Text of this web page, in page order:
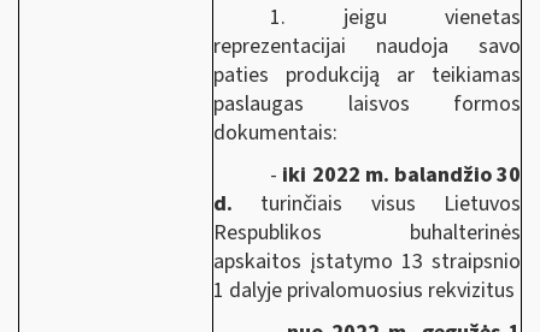
1. jeigu vienetas
reprezentacijai naudoja savo
paties produkciją ar teikiamas
paslaugas laisvos formos
dokumentais:
- iki 2022 m. balandžio 30
d. turinčiais visus Lietuvos
Respublikos buhalterinės
apskaitos įstatymo 13 straipsnio
1 dalyje privalomuosius rekvizitus